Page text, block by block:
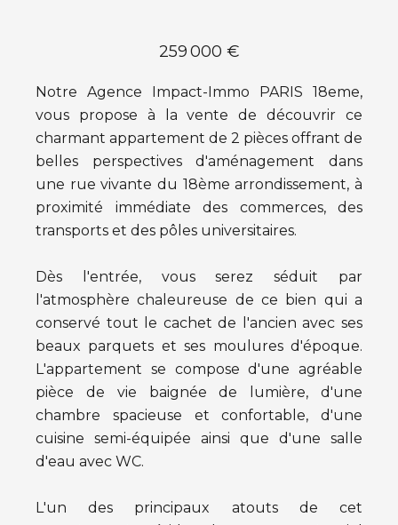
259 000 €
Notre Agence Impact-Immo PARIS 18eme,
vous propose à la vente de découvrir ce
charmant appartement de 2 pièces offrant de
belles perspectives d'aménagement dans
une rue vivante du 18ème arrondissement, à
proximité immédiate des commerces, des
transports et des pôles universitaires.
Dès l'entrée, vous serez séduit par
l'atmosphère chaleureuse de ce bien qui a
conservé tout le cachet de l'ancien avec ses
beaux parquets et ses moulures d'époque.
L'appartement se compose d'une agréable
pièce de vie baignée de lumière, d'une
chambre spacieuse et confortable, d'une
cuisine semi-équipée ainsi que d'une salle
d'eau avec WC.
L'un des principaux atouts de cet